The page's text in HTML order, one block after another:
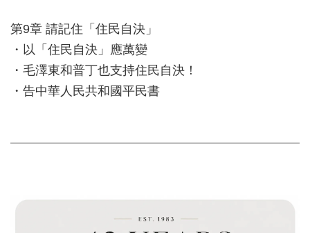
第9章 請記住「住民自決」
・以「住民自決」應萬變
・毛澤東和普丁也支持住民自決！
・告中華人民共和國平民書